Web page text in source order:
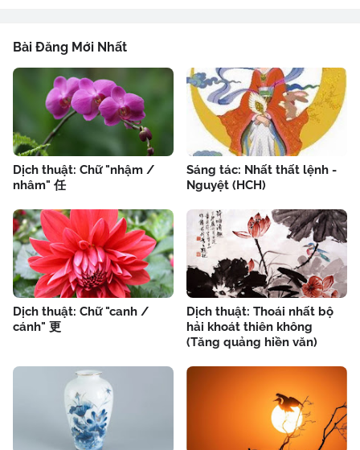
Bài Đăng Mới Nhất
Dịch thuật: Chữ "nhậm /
nhâm" 任
Sáng tác: Nhất thất lệnh -
Nguyệt (HCH)
Dịch thuật: Chữ "canh /
cánh" 更
Dịch thuật: Thoái nhất bộ
hải khoát thiên không
(Tăng quảng hiền văn)